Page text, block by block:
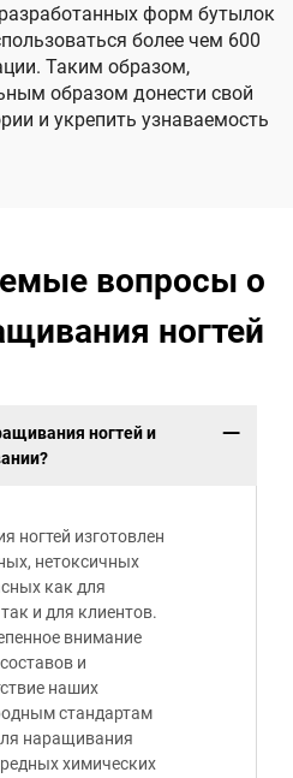
форм бутылок
более чем 600
Таким образом,
образом донести свой
и укрепить узнаваемость
вопросы о
ногтей
ногтей и
ногтей изготовлен
нетоксичных
как для
и для клиентов.
внимание
и
наших
стандартам
наращивания
химических